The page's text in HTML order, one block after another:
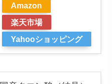
Amazon
楽天市場
Yahooショッピング